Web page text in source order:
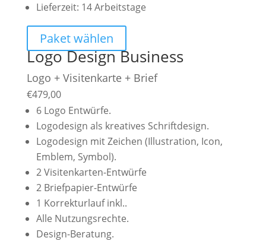
Lieferzeit: 14 Arbeitstage
Paket wählen
Logo Design Business
Logo + Visitenkarte + Brief
€479,00
6 Logo Entwürfe.
Logodesign als kreatives Schriftdesign.
Logodesign mit Zeichen (Illustration, Icon,
Emblem, Symbol).
2 Visitenkarten-Entwürfe
2 Briefpapier-Entwürfe
1 Korrekturlauf inkl..
Alle Nutzungsrechte.
Design-Beratung.